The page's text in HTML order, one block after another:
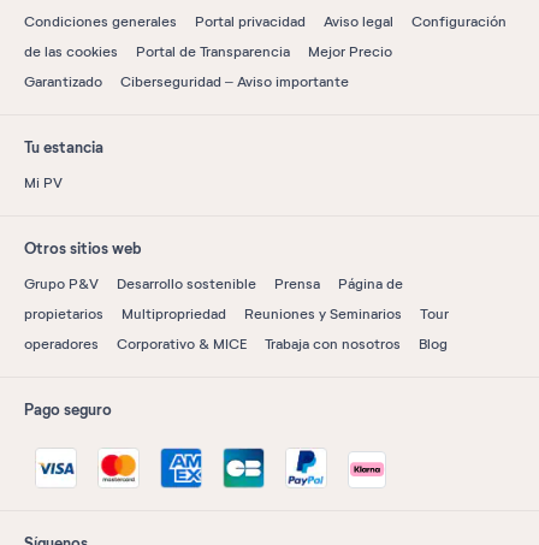
Condiciones generales Portal privacidad Aviso legal
Configuración
de las cookies
Portal de Transparencia
Mejor Precio
Garantizado
Ciberseguridad – Aviso importante
Tu estancia
Mi PV
Otros sitios web
Grupo P&V Desarrollo sostenible Prensa
Página de
propietarios
Multipropriedad Reuniones y Seminarios
Tour
operadores
Corporativo & MICE Trabaja con nosotros Blog
Pago seguro